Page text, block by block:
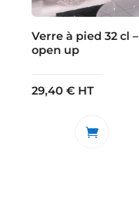
Verre à pied 32 cl –
open up
29,40 € HT